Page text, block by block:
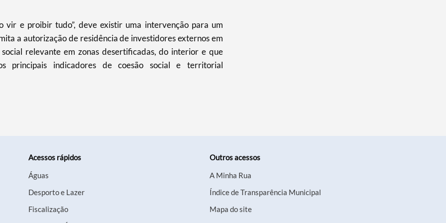
vir e proibir tudo”, deve existir uma intervenção para um
a autorização de residência de investidores externos em
relevante em zonas desertificadas, do interior e que
principais indicadores de coesão social e territorial
Acessos rápidos
Águas
Desporto e Lazer
Fiscalização
Outros acessos
A Minha Rua
Índice de Transparência Municipal
Mapa do site